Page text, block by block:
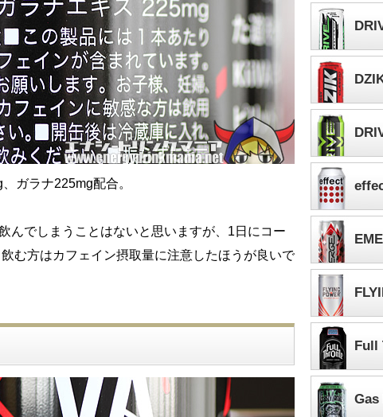
ガラナ225mg配合。
んでしまうことはないと思いますが、1日にコー
む方はカフェイン摂取量に注意したほうが良いで
Full
Gas